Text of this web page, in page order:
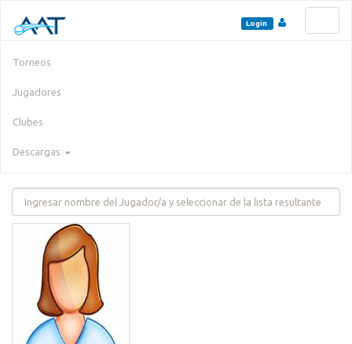
Torneos
Jugadores
Clubes
Descargas
Login